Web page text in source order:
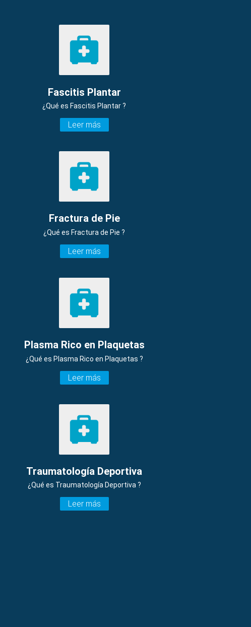
Fascitis Plantar
¿Qué es Fascitis Plantar ?
Leer más
Fractura de Pie
¿Qué es Fractura de Pie ?
Leer más
Plasma Rico en Plaquetas
¿Qué es Plasma Rico en Plaquetas ?
Leer más
Traumatología Deportiva
¿Qué es Traumatología Deportiva ?
Leer más